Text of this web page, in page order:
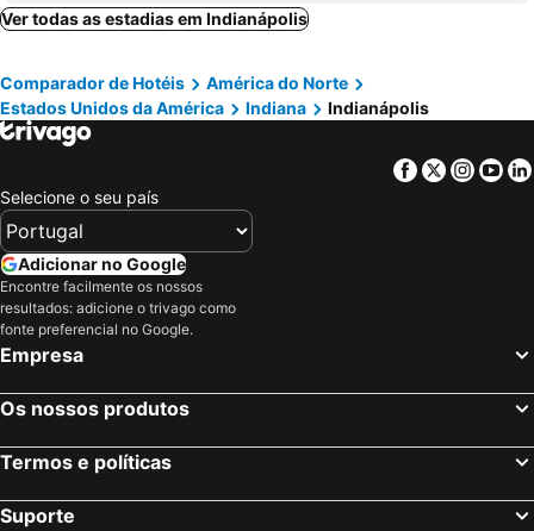
Miami Beach, Flórida Hotéis
Orlando, Flórida Hotéis
Los Angeles, Califórnia Hotéis
Chicago, Ilinóis Hotéis
Lake Buena Vista, Flórida Hotéis
Boston, Massachusetts Hotéis
Ver todas as estadias em Indianápolis
Comparador de Hotéis
América do Norte
Estados Unidos da América
Indiana Indianápolis
Facebook
Twitter
Selecione o seu país
Adicionar no Google
Encontre facilmente os nossos
resultados: adicione o trivago como
fonte preferencial no Google.
Empresa
Os nossos produtos
Termos e políticas
Suporte